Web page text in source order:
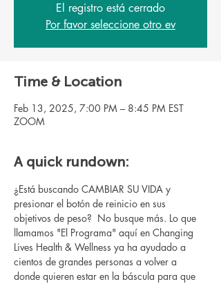
El registro está cerrado
Por favor seleccione otro ev
Time & Location
Feb 13, 2025, 7:00 PM – 8:45 PM EST
ZOOM
A quick rundown:
¿Está buscando CAMBIAR SU VIDA y
presionar el botón de reinicio en sus
objetivos de peso?  No busque más. Lo que
llamamos "El Programa" aquí en Changing
Lives Health & Wellness ya ha ayudado a
cientos de grandes personas a volver a
donde quieren estar en la báscula para que